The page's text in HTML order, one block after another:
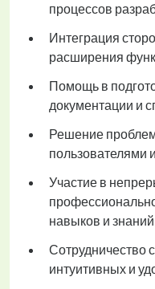
процессов
Интеграция
расширения
Помощь в
документации и
Решение
пользователями
Участие в
навыков и
Сотрудничество
интуитивных и